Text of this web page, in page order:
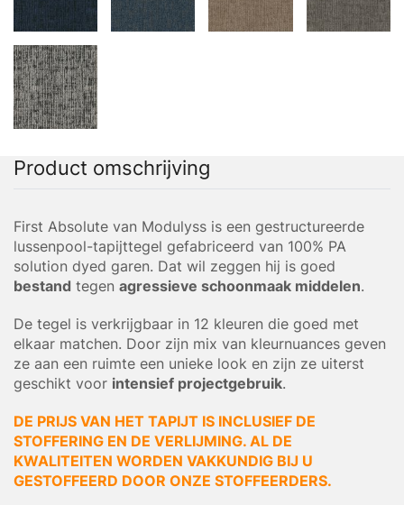
Product omschrijving
First Absolute van Modulyss is een gestructureerde
lussenpool-tapijttegel gefabriceerd van 100% PA
solution dyed garen. Dat wil zeggen hij is goed
bestand tegen agressieve schoonmaak middelen.
De tegel is verkrijgbaar in 12 kleuren die goed met
elkaar matchen. Door zijn mix van kleurnuances geven
ze aan een ruimte een unieke look en zijn ze uiterst
geschikt voor intensief projectgebruik.
DE PRIJS VAN HET TAPIJT IS INCLUSIEF DE
STOFFERING EN DE VERLIJMING. AL DE
KWALITEITEN WORDEN VAKKUNDIG BIJ U
GESTOFFEERD DOOR ONZE STOFFEERDERS.